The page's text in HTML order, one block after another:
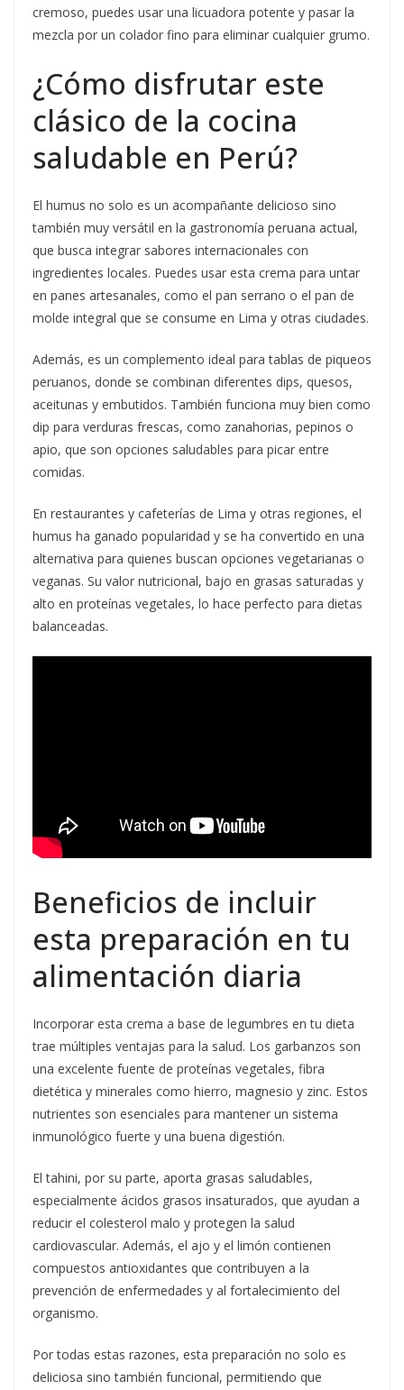
cremoso, puedes usar una licuadora potente y pasar la
mezcla por un colador fino para eliminar cualquier grumo.
¿Cómo disfrutar este
clásico de la cocina
saludable en Perú?
El humus no solo es un acompañante delicioso sino
también muy versátil en la gastronomía peruana actual,
que busca integrar sabores internacionales con
ingredientes locales. Puedes usar esta crema para untar
en panes artesanales, como el pan serrano o el pan de
molde integral que se consume en Lima y otras ciudades.
Además, es un complemento ideal para tablas de piqueos
peruanos, donde se combinan diferentes dips, quesos,
aceitunas y embutidos. También funciona muy bien como
dip para verduras frescas, como zanahorias, pepinos o
apio, que son opciones saludables para picar entre
comidas.
En restaurantes y cafeterías de Lima y otras regiones, el
humus ha ganado popularidad y se ha convertido en una
alternativa para quienes buscan opciones vegetarianas o
veganas. Su valor nutricional, bajo en grasas saturadas y
alto en proteínas vegetales, lo hace perfecto para dietas
balanceadas.
Beneficios de incluir
esta preparación en tu
alimentación diaria
Incorporar esta crema a base de legumbres en tu dieta
trae múltiples ventajas para la salud. Los garbanzos son
una excelente fuente de proteínas vegetales, fibra
dietética y minerales como hierro, magnesio y zinc. Estos
nutrientes son esenciales para mantener un sistema
inmunológico fuerte y una buena digestión.
El tahini, por su parte, aporta grasas saludables,
especialmente ácidos grasos insaturados, que ayudan a
reducir el colesterol malo y protegen la salud
cardiovascular. Además, el ajo y el limón contienen
compuestos antioxidantes que contribuyen a la
prevención de enfermedades y al fortalecimiento del
organismo.
Por todas estas razones, esta preparación no solo es
deliciosa sino también funcional, permitiendo que